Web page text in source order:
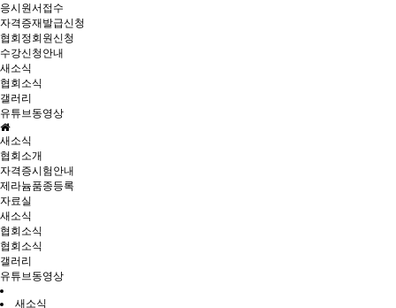
응시원서접수
자격증재발급신청
협회정회원신청
수강신청안내
새소식
협회소식
갤러리
유튜브동영상
새소식
협회소개
자격증시험안내
제라늄품종등록
자료실
새소식
협회소식
협회소식
갤러리
유튜브동영상
새소식